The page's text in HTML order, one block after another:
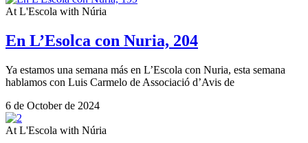
At L'Escola with Núria
En L’Esolca con Nuria, 204
Ya estamos una semana más en L’Escola con Nuria, esta semana
hablamos con Luis Carmelo de Associació d’Avis de
6 de October de 2024
At L'Escola with Núria